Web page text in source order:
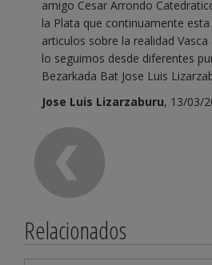
amigo Cesar Arrondo
la Plata que continuamente
articulos sobre la realidad
lo seguimos desde diferentes
Bezarkada Bat Jose Luis
Jose Luis Lizarzaburu, 13/03/
Relacionados